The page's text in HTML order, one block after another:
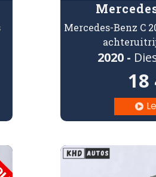
Mercedes-Benz C
2020 -
18
